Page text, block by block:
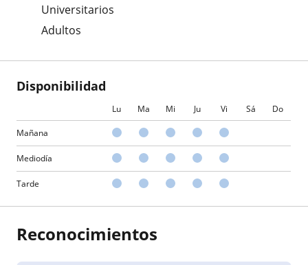
Universitarios
Adultos
Disponibilidad
Lu Ma Mi Ju Vi Sá Do
Mañana
Mediodía
Tarde
Reconocimientos